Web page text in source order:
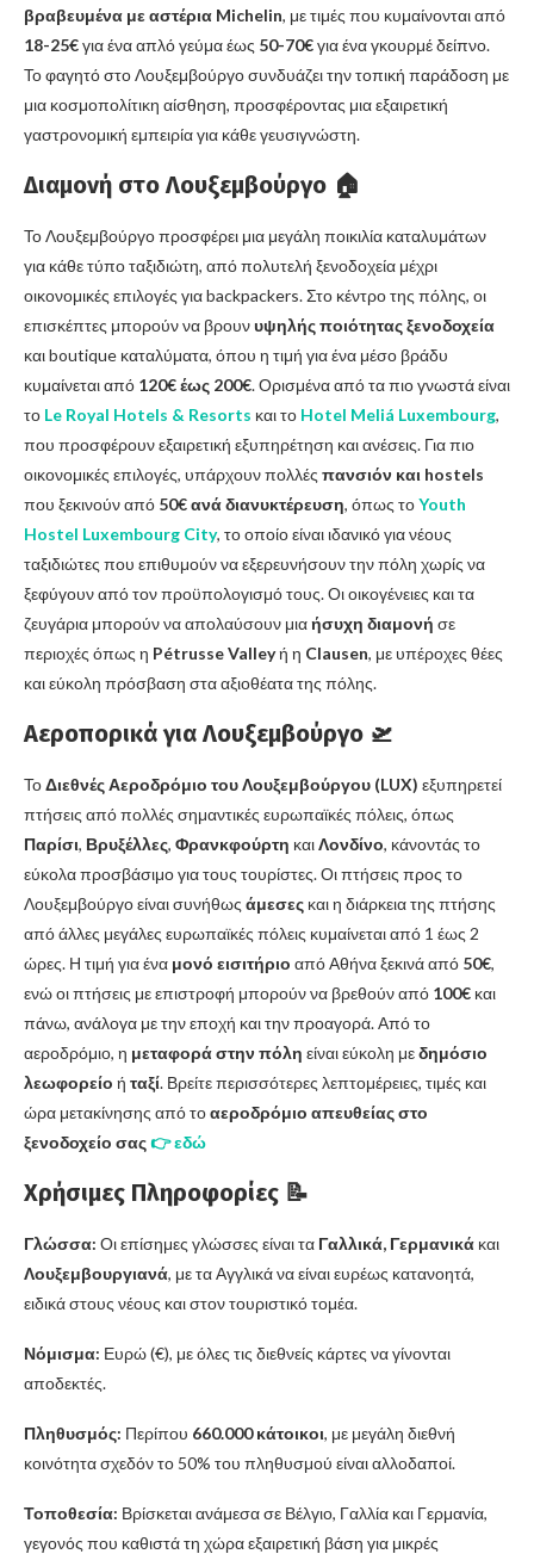
βραβευμένα με αστέρια Michelin, με τιμές που κυμαίνονται από
18-25€για ένα απλό γεύμα έως 50-70€για ένα γκουρμέ δείπνο.
Το φαγητό στο Λουξεμβούργο συνδυάζει την τοπική παράδοση με
μια κοσμοπολίτικη αίσθηση, προσφέροντας μια εξαιρετική
γαστρονομική εμπειρία για κάθε γευσιγνώστη.
Διαμονή στο Λουξεμβούργο 🏠
Το Λουξεμβούργο προσφέρει μια μεγάλη ποικιλία καταλυμάτων
για κάθε τύπο ταξιδιώτη, από πολυτελή ξενοδοχεία μέχρι
οικονομικές επιλογές για backpackers. Στο κέντρο της πόλης, οι
επισκέπτες μπορούν να βρουνυψηλής ποιότητας ξενοδοχεία
και boutique καταλύματα, όπου η τιμή για ένα μέσο βράδυ
κυμαίνεται από 120€ έως 200€. Ορισμένα από τα πιο γνωστά είναι
το Le Royal Hotels & Resorts και το Hotel Meliá Luxembourg,
που προσφέρουν εξαιρετική εξυπηρέτηση και ανέσεις. Για πιο
οικονομικές επιλογές, υπάρχουν πολλές πανσιόν και hostels
που ξεκινούν από 50€ ανά διανυκτέρευση, όπως τοYouth
Hostel Luxembourg City, το οποίο είναι ιδανικό για νέους
ταξιδιώτες που επιθυμούν να εξερευνήσουν την πόλη χωρίς να
ξεφύγουν από τον προϋπολογισμό τους. Οι οικογένειες και τα
ζευγάρια μπορούν να απολαύσουν μιαήσυχη διαμονή σε
περιοχές όπως η Pétrusse Valleyή η Clausen, με υπέροχες θέες
και εύκολη πρόσβαση στα αξιοθέατα της πόλης.
Αεροπορικά για Λουξεμβούργο 🛫
ΤοΔιεθνές Αεροδρόμιο του Λουξεμβούργου (LUX) εξυπηρετεί
πτήσεις από πολλές σημαντικές ευρωπαϊκές πόλεις, όπως
Παρίσι, Βρυξέλλες, Φρανκφούρτη καιΛονδίνο, κάνοντάς το
εύκολα προσβάσιμο για τους τουρίστες. Οι πτήσεις προς το
Λουξεμβούργο είναι συνήθως άμεσες και η διάρκεια της πτήσης
από άλλες μεγάλες ευρωπαϊκές πόλεις κυμαίνεται από 1 έως 2
ώρες. Η τιμή για ένα μονό εισιτήριο από Αθήνα ξεκινά από 50€,
ενώ οι πτήσεις με επιστροφή μπορούν να βρεθούν από 100€ και
πάνω, ανάλογα με την εποχή και την προαγορά. Από το
αεροδρόμιο, η μεταφορά στην πόλη είναι εύκολη μεδημόσιο
λεωφορείο ή ταξί. Βρείτε περισσότερες λεπτομέρειες, τιμές και
ώρα μετακίνησης από τοαεροδρόμιο απευθείας στο
ξενοδοχείο σας👉 εδώ
Χρήσιμες Πληροφορίες 📝
Γλώσσα: Οι επίσημες γλώσσες είναι τα Γαλλικά, Γερμανικά και
Λουξεμβουργιανά, με τα Αγγλικά να είναι ευρέως κατανοητά,
ειδικά στους νέους και στον τουριστικό τομέα.
Νόμισμα: Ευρώ (€), με όλες τις διεθνείς κάρτες να γίνονται
αποδεκτές.
Πληθυσμός: Περίπου 660.000 κάτοικοι, με μεγάλη διεθνή
κοινότητα σχεδόν το 50% του πληθυσμού είναι αλλοδαποί.
Τοποθεσία: Βρίσκεται ανάμεσα σε Βέλγιο, Γαλλία και Γερμανία,
γεγονός που καθιστά τη χώρα εξαιρετική βάση για μικρές